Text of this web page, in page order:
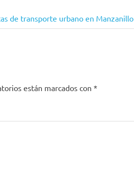
de transporte urbano en Manzanillo
están marcados con *